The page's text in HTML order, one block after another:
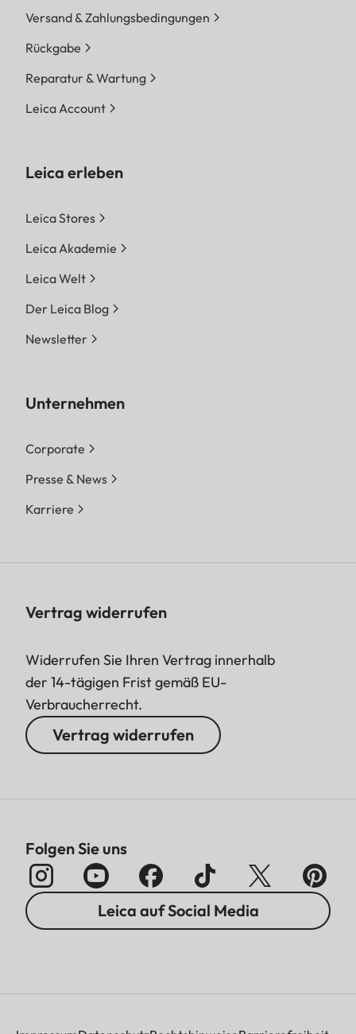
Versand & Zahlungsbedingungen
Rückgabe
Reparatur & Wartung
Leica Account
Leica erleben
Leica Stores
Leica Akademie
Leica Welt
Der Leica Blog
Newsletter
Unternehmen
Corporate
Presse & News
Karriere
Vertrag widerrufen
Widerrufen Sie Ihren Vertrag innerhalb
der 14-tägigen Frist gemäß EU-
Verbraucherrecht.
Vertrag widerrufen
Folgen Sie uns
Leica auf Social Media